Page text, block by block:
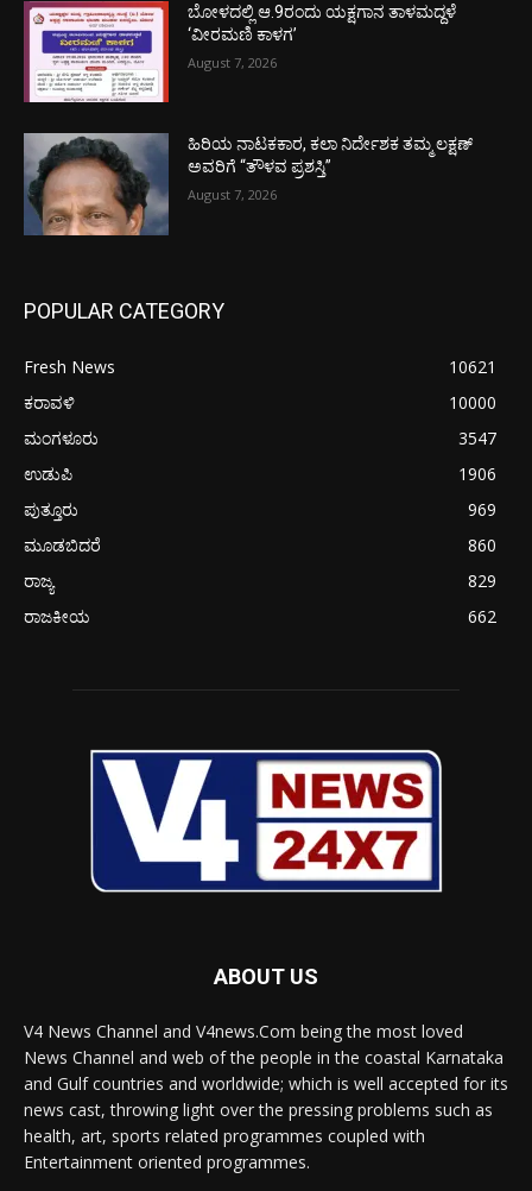
ಬೋಳದಲ್ಲಿ ಆ.9ರಂದು ಯಕ್ಷಗಾನ ತಾಳಮದ್ದಳೆ
‘ವೀರಮಣಿ ಕಾಳಗ’
August 7, 2026
ಹಿರಿಯ ನಾಟಕಕಾರ, ಕಲಾ ನಿರ್ದೇಶಕ ತಮ್ಮ ಲಕ್ಷಣ್
ಅವರಿಗೆ “ತೌಳವ ಪ್ರಶಸ್ತಿ”
August 7, 2026
POPULAR CATEGORY
Fresh News
10621
ಕರಾವಳಿ
10000
ಮಂಗಳೂರು
3547
ಉಡುಪಿ
1906
ಪುತ್ತೂರು
969
ಮೂಡಬಿದರೆ
860
ರಾಜ್ಯ
829
ರಾಜಕೀಯ
662
ABOUT US
V4 News Channel and V4news.Com being the most loved
News Channel and web of the people in the coastal Karnataka
and Gulf countries and worldwide; which is well accepted for its
news cast, throwing light over the pressing problems such as
health, art, sports related programmes coupled with
Entertainment oriented programmes.